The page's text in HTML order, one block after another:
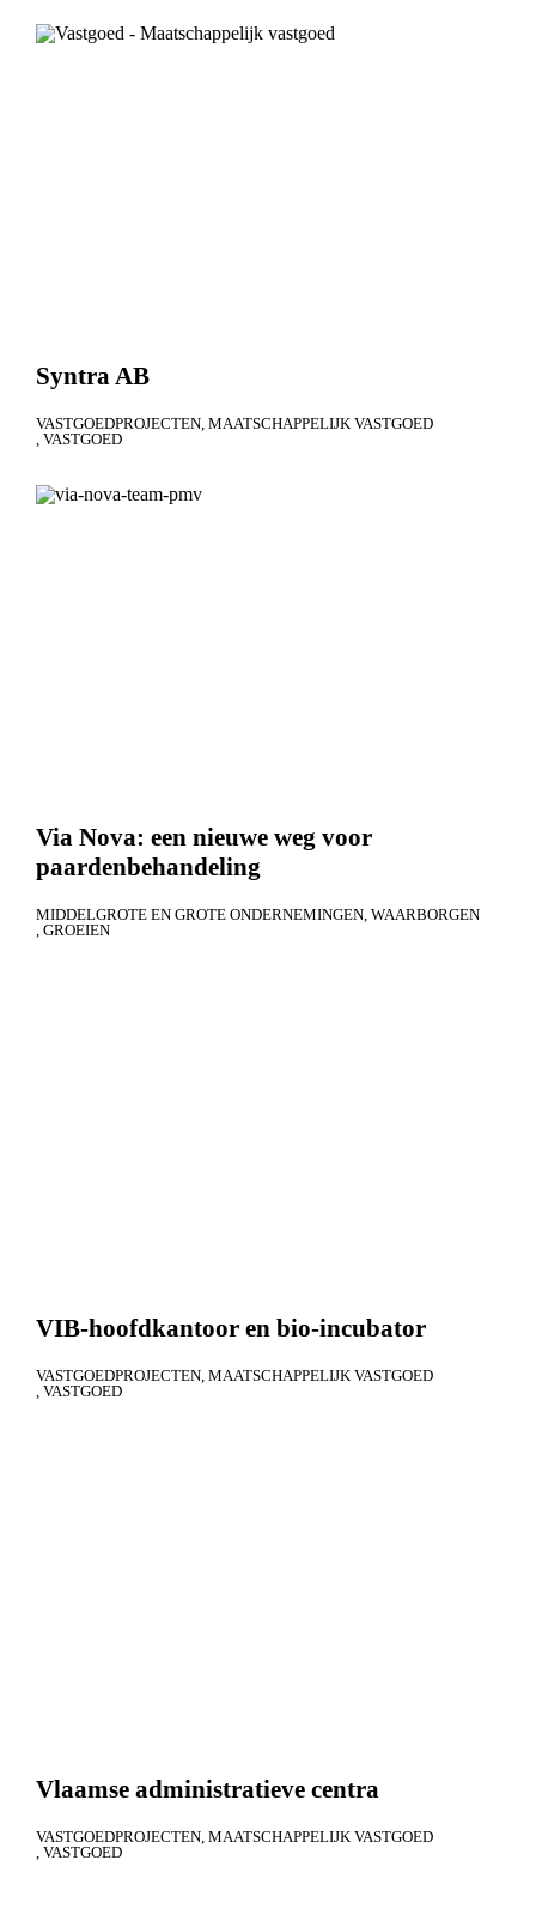
Syntra AB
VASTGOEDPROJECTEN MAATSCHAPPELIJK VASTGOED
VASTGOED
Via Nova: een nieuwe weg voor
paardenbehandeling
MIDDELGROTE EN GROTE ONDERNEMINGEN WAARBORGEN
GROEIEN
VIB-hoofdkantoor en bio-incubator
VASTGOEDPROJECTEN MAATSCHAPPELIJK VASTGOED
VASTGOED
Vlaamse administratieve centra
VASTGOEDPROJECTEN MAATSCHAPPELIJK VASTGOED
VASTGOED